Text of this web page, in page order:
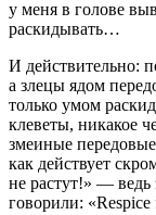
у меня в голове
раскидывать…
И действительно:
а злецы ядом
только умом
клеветы, никакое
змеиные передовые
как действует
не растут!» — ведь
говорили: